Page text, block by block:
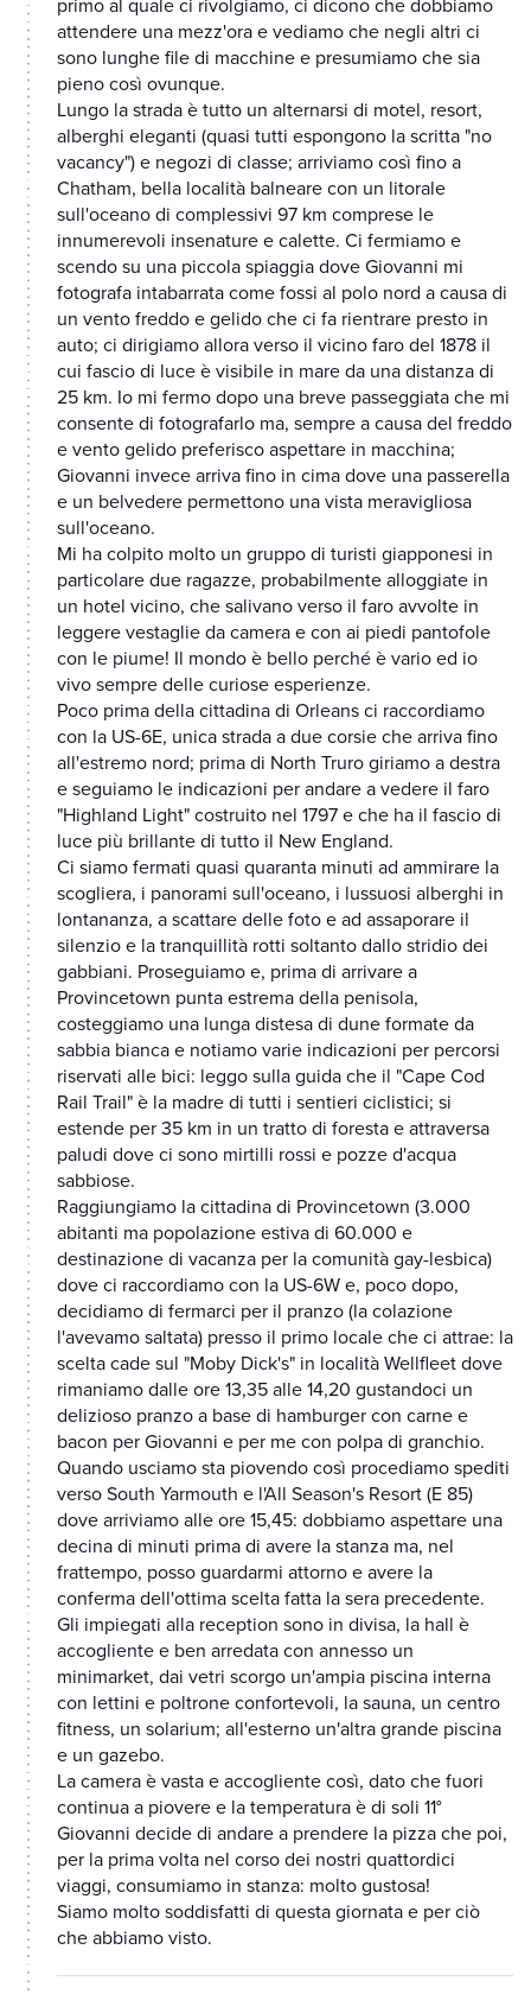
primo al quale ci rivolgiamo, ci dicono che dobbiamo
attendere una mezz'ora e vediamo che negli altri ci
sono lunghe file di macchine e presumiamo che sia
pieno così ovunque.
Lungo la strada è tutto un alternarsi di motel, resort,
alberghi eleganti (quasi tutti espongono la scritta "no
vacancy") e negozi di classe; arriviamo così fino a
Chatham, bella località balneare con un litorale
sull'oceano di complessivi 97 km comprese le
innumerevoli insenature e calette. Ci fermiamo e
scendo su una piccola spiaggia dove Giovanni mi
fotografa intabarrata come fossi al polo nord a causa di
un vento freddo e gelido che ci fa rientrare presto in
auto; ci dirigiamo allora verso il vicino faro del 1878 il
cui fascio di luce è visibile in mare da una distanza di
25 km. Io mi fermo dopo una breve passeggiata che mi
consente di fotografarlo ma, sempre a causa del freddo
e vento gelido preferisco aspettare in macchina;
Giovanni invece arriva fino in cima dove una passerella
e un belvedere permettono una vista meravigliosa
sull'oceano.
Mi ha colpito molto un gruppo di turisti giapponesi in
particolare due ragazze, probabilmente alloggiate in
un hotel vicino, che salivano verso il faro avvolte in
leggere vestaglie da camera e con ai piedi pantofole
con le piume! Il mondo è bello perché è vario ed io
vivo sempre delle curiose esperienze.
Poco prima della cittadina di Orleans ci raccordiamo
con la US-6E, unica strada a due corsie che arriva fino
all'estremo nord; prima di North Truro giriamo a destra
e seguiamo le indicazioni per andare a vedere il faro
"Highland Light" costruito nel 1797 e che ha il fascio di
luce più brillante di tutto il New England.
Ci siamo fermati quasi quaranta minuti ad ammirare la
scogliera, i panorami sull'oceano, i lussuosi alberghi in
lontananza, a scattare delle foto e ad assaporare il
silenzio e la tranquillità rotti soltanto dallo stridio dei
gabbiani. Proseguiamo e, prima di arrivare a
Provincetown punta estrema della penisola,
costeggiamo una lunga distesa di dune formate da
sabbia bianca e notiamo varie indicazioni per percorsi
riservati alle bici: leggo sulla guida che il "Cape Cod
Rail Trail" è la madre di tutti i sentieri ciclistici; si
estende per 35 km in un tratto di foresta e attraversa
paludi dove ci sono mirtilli rossi e pozze d'acqua
sabbiose.
Raggiungiamo la cittadina di Provincetown (3.000
abitanti ma popolazione estiva di 60.000 e
destinazione di vacanza per la comunità gay-lesbica)
dove ci raccordiamo con la US-6W e, poco dopo,
decidiamo di fermarci per il pranzo (la colazione
l'avevamo saltata) presso il primo locale che ci attrae: la
scelta cade sul "Moby Dick's" in località Wellfleet dove
rimaniamo dalle ore 13,35 alle 14,20 gustandoci un
delizioso pranzo a base di hamburger con carne e
bacon per Giovanni e per me con polpa di granchio.
Quando usciamo sta piovendo così procediamo spediti
verso South Yarmouth e l'All Season's Resort (E 85)
dove arriviamo alle ore 15,45: dobbiamo aspettare una
decina di minuti prima di avere la stanza ma, nel
frattempo, posso guardarmi attorno e avere la
conferma dell'ottima scelta fatta la sera precedente.
Gli impiegati alla reception sono in divisa, la hall è
accogliente e ben arredata con annesso un
minimarket, dai vetri scorgo un'ampia piscina interna
con lettini e poltrone confortevoli, la sauna, un centro
fitness, un solarium; all'esterno un'altra grande piscina
e un gazebo.
La camera è vasta e accogliente così, dato che fuori
continua a piovere e la temperatura è di soli 11°
Giovanni decide di andare a prendere la pizza che poi,
per la prima volta nel corso dei nostri quattordici
viaggi, consumiamo in stanza: molto gustosa!
Siamo molto soddisfatti di questa giornata e per ciò
che abbiamo visto.